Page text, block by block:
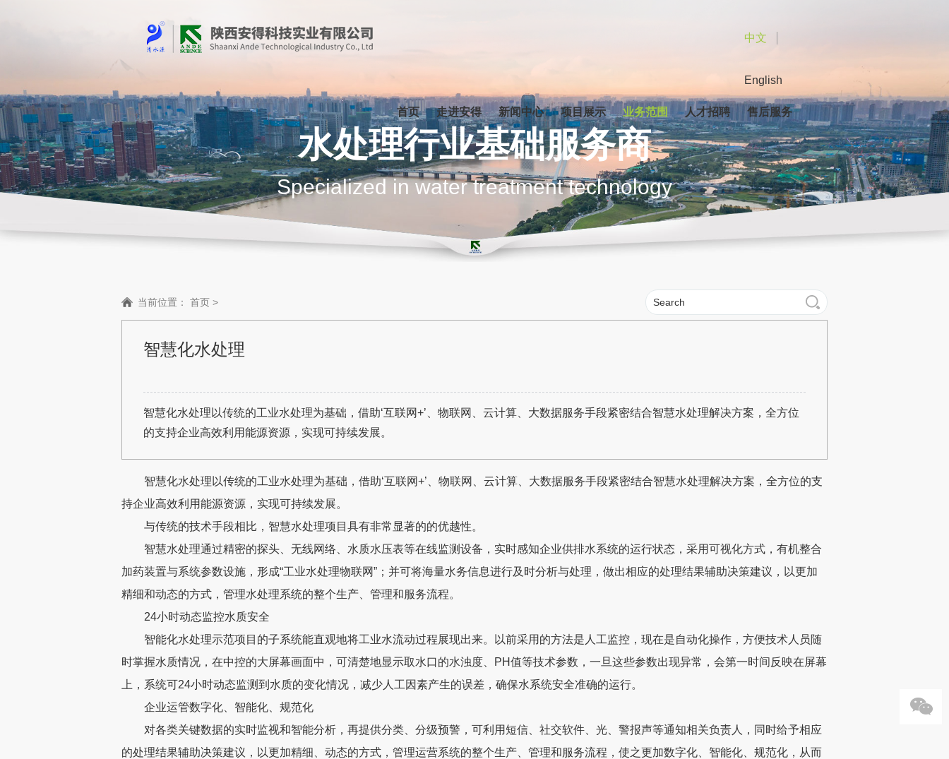
中文
English
首页 走进安得 新闻中心 项目展示 业务范围 人才招聘 售后服务
水处理行业基础服务商
Specialized in water treatment technology
当前位置： 首页 >
智慧化水处理
智慧化水处理以传统的工业水处理为基础，借助‘互联网+’、物联网、云计算、大数据服务手段紧密结合智慧水处理解决方案，全方位
的支持企业高效利用能源资源，实现可持续发展。
智慧化水处理以传统的工业水处理为基础，借助‘互联网+’、物联网、云计算、大数据服务手段紧密结合智慧水处理解决方案，全方位的支
持企业高效利用能源资源，实现可持续发展。
与传统的技术手段相比，智慧水处理项目具有非常显著的的优越性。
智慧水处理通过精密的探头、无线网络、水质水压表等在线监测设备，实时感知企业供排水系统的运行状态，采用可视化方式，有机整合
加药装置与系统参数设施，形成“工业水处理物联网”；并可将海量水务信息进行及时分析与处理，做出相应的处理结果辅助决策建议，以更加
精细和动态的方式，管理水处理系统的整个生产、管理和服务流程。
24小时动态监控水质安全
智能化水处理示范项目的子系统能直观地将工业水流动过程展现出来。以前采用的方法是人工监控，现在是自动化操作，方便技术人员随
时掌握水质情况，在中控的大屏幕画面中，可清楚地显示取水口的水浊度、PH值等技术参数，一旦这些参数出现异常，会第一时间反映在屏幕
上，系统可24小时动态监测到水质的变化情况，减少人工因素产生的误差，确保水系统安全准确的运行。
企业运管数字化、智能化、规范化
对各类关键数据的实时监视和智能分析，再提供分类、分级预警，可利用短信、社交软件、光、警报声等通知相关负责人，同时给予相应
的处理结果辅助决策建议，以更加精细、动态的方式，管理运营系统的整个生产、管理和服务流程，使之更加数字化、智能化、规范化，从而